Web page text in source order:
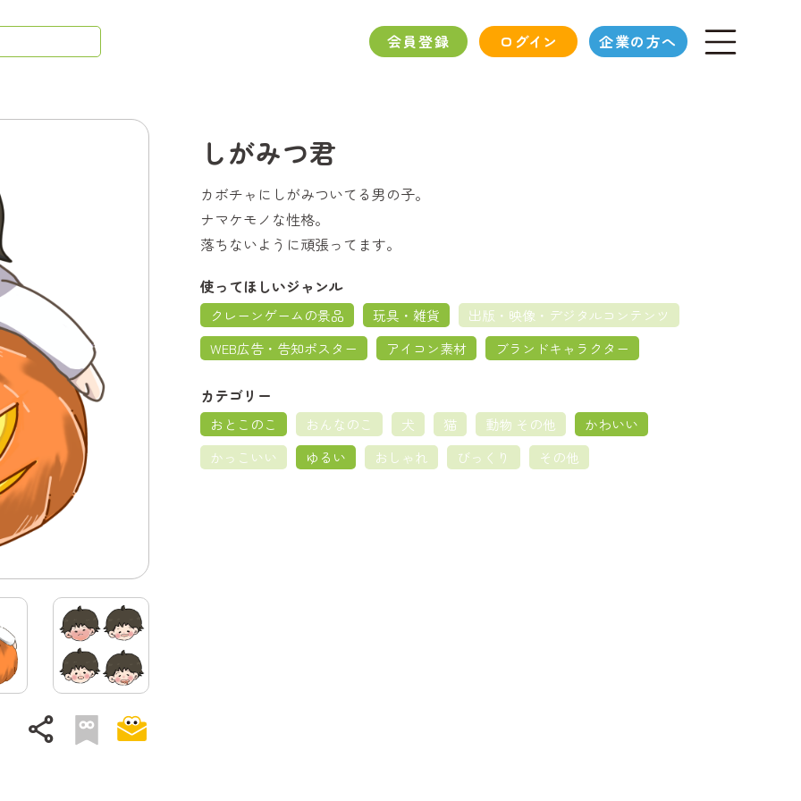
会員登録 ログイン 企業の方へ
share
しがみつ君
カボチャにしがみついてる男の子。
ナマケモノな性格。
落ちないように頑張ってます。
使ってほしいジャンル
クレーンゲームの景品 玩具・雑貨
出版・映像・デジタルコンテンツ
WEB広告・告知ポスター
アイコン素材 ブランドキャラクター
カテゴリー
おとこのこ おんなのこ 犬 猫 動物 その他
かわいい
かっこいい
ゆるい おしゃれ びっくり その他